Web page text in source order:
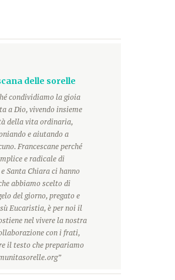
delle sorelle
condividiamo la gioia
a Dio, vivendo insieme
della vita ordinaria,
e aiutando a
Francescane perché
e radicale di
Santa Chiara ci hanno
abbiamo scelto di
del giorno, pregato e
Eucaristia, è per noi il
nel vivere la nostra
con i frati,
il testo che prepariamo